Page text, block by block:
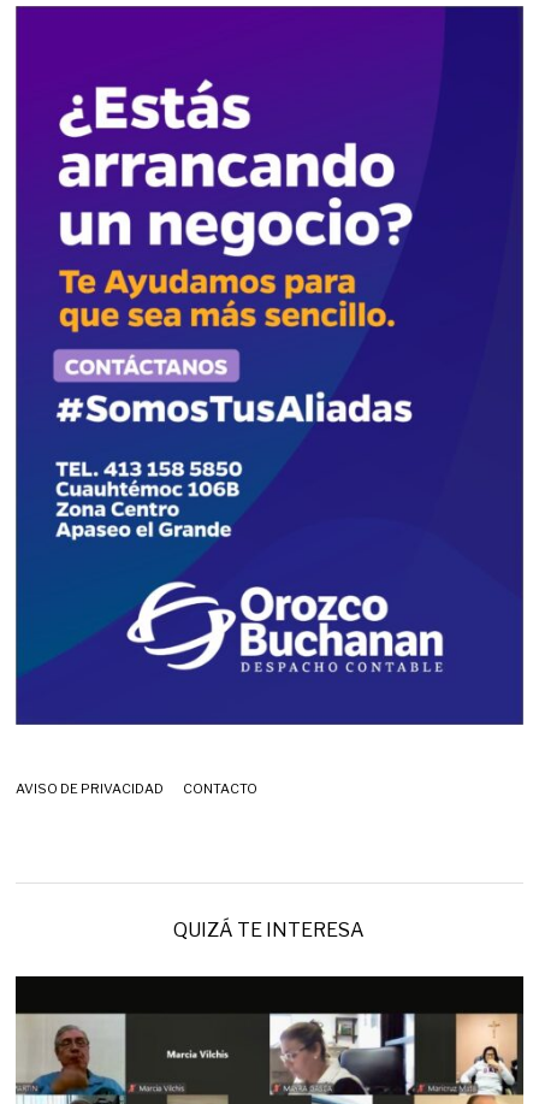
AVISO DE PRIVACIDAD CONTACTO
QUIZÁ TE INTERESA